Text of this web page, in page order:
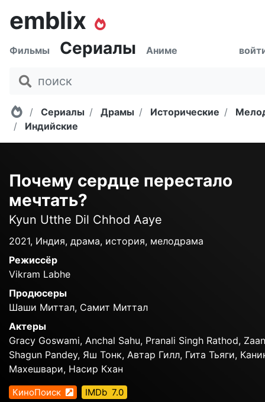
emblix
Фильмы Сериалы Аниме
Главная
Сериалы Драмы Исторические
Индийские
Почему сердце перестало
мечтать?
Kyun Utthe Dil Chhod Aaye
2021, Индия, драма, история, мелодрама
Режиссёр
Vikram Labhe
Продюсеры
Шаши Миттал, Самит Миттал
Актеры
Gracy Goswami, Anchal Sahu, Pranali Singh Rathod,
Shagun Pandey, Яш Тонк, Автар Гилл, Гита Тьяги,
Махешвари, Насир Кхан
КиноПоиск IMDb 7.0